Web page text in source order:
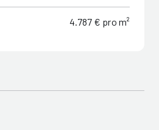
4.787 € pro m²